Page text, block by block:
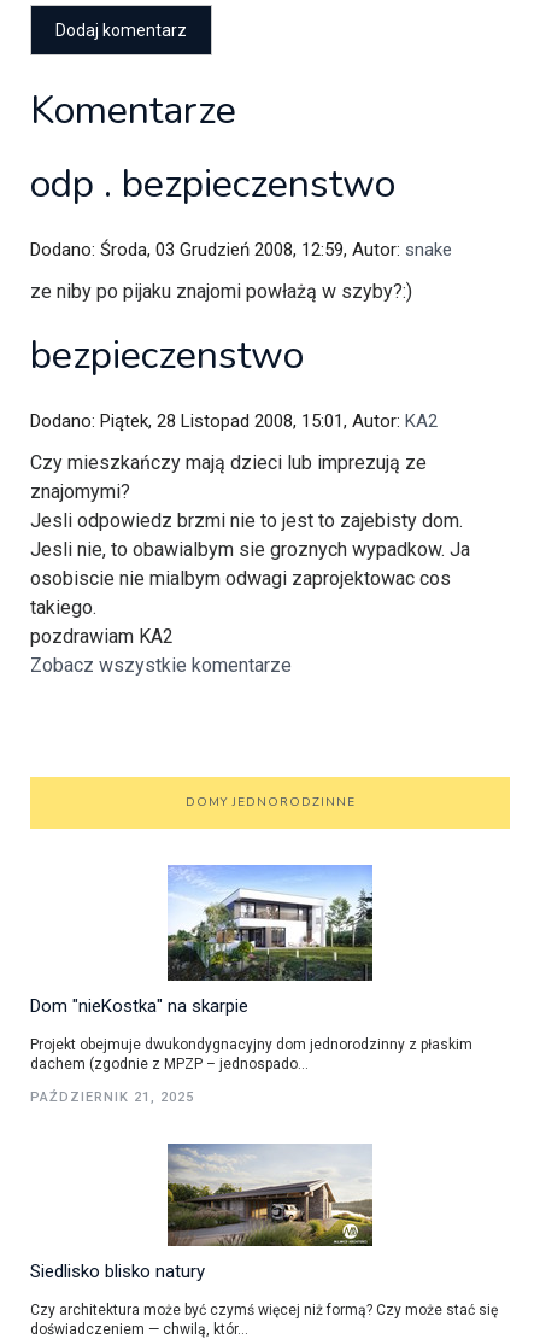
Komentarze
odp . bezpieczenstwo
Dodano: Środa, 03 Grudzień 2008, 12:59, Autor: snake
ze niby po pijaku znajomi powłażą w szyby?:)
bezpieczenstwo
Dodano: Piątek, 28 Listopad 2008, 15:01, Autor: KA2
Czy mieszkańczy mają dzieci lub imprezują ze
znajomymi?
Jesli odpowiedz brzmi nie to jest to zajebisty dom.
Jesli nie, to obawialbym sie groznych wypadkow. Ja
osobiscie nie mialbym odwagi zaprojektowac cos
takiego.
pozdrawiam KA2
Zobacz wszystkie komentarze
DOMY JEDNORODZINNE
Dom "nieKostka" na skarpie
Projekt obejmuje dwukondygnacyjny dom jednorodzinny z płaskim
dachem (zgodnie z MPZP – jednospado...
PAŹDZIERNIK 21, 2025
Siedlisko blisko natury
Czy architektura może być czymś więcej niż formą? Czy może stać się
doświadczeniem — chwilą, któr...